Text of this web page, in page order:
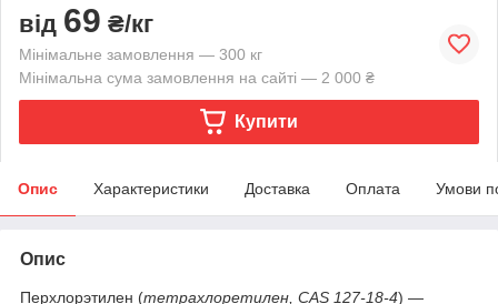
від 69 ₴/кг
Мінімальне замовлення — 300 кг
Мінімальна сума замовлення на сайті — 2 000 ₴
Купити
Опис Характеристики Доставка Оплата Умови
Опис
Перхлорэтилен (тетрахлоретилен, CAS 127-18-4) —